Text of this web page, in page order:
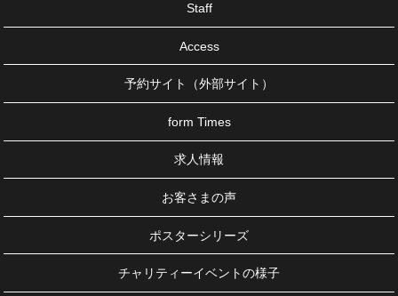
Staff
Access
予約サイト（外部サイト）
form Times
求人情報
お客さまの声
ポスターシリーズ
チャリティーイベントの様子